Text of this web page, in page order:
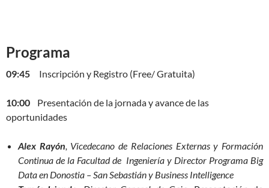
Programa
09:45 Inscripción y Registro (Free/ Gratuita)
10:00 Presentación de la jornada y avance de las
oportunidades
Alex Rayón, Vicedecano de Relaciones Externas y Formación
Continua de la Facultad de Ingeniería y Director Programa Big
Data en Donostia – San Sebastián y Business Intelligence